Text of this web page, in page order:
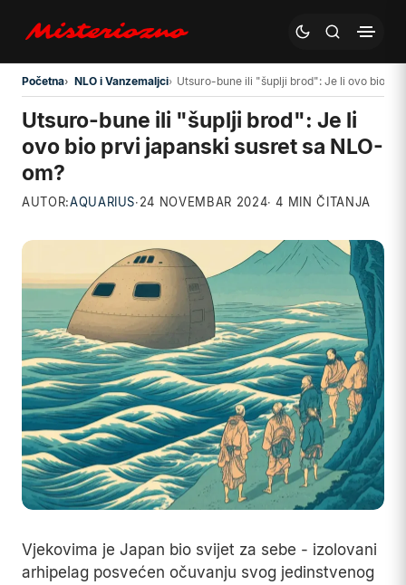
Preskoči na glavni sadržaj
Početna NLO i Vanzemaljci Utsuro-bune ili "šuplji brod": Je li ovo bio
Utsuro-bune ili "šuplji brod": Je li
ovo bio prvi japanski susret sa NLO-
om?
AUTOR:AQUARIUS·24 NOVEMBAR 2024· 4 MIN ČITANJA
Vjekovima je Japan bio svijet za sebe - izolovani
arhipelag posvećen očuvanju svog jedinstvenog